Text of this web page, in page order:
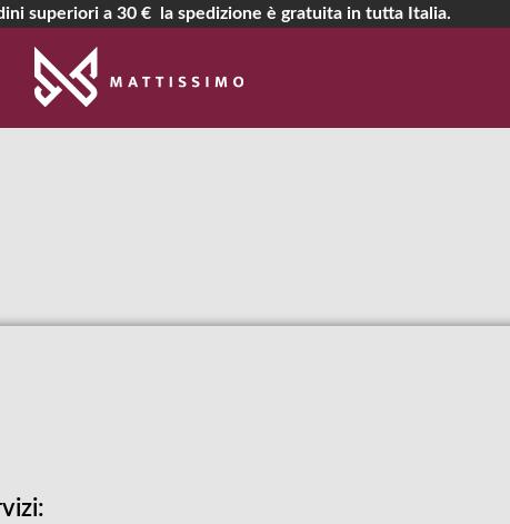
superiori a 30 € la spedizione è gratuita in tutta Italia.